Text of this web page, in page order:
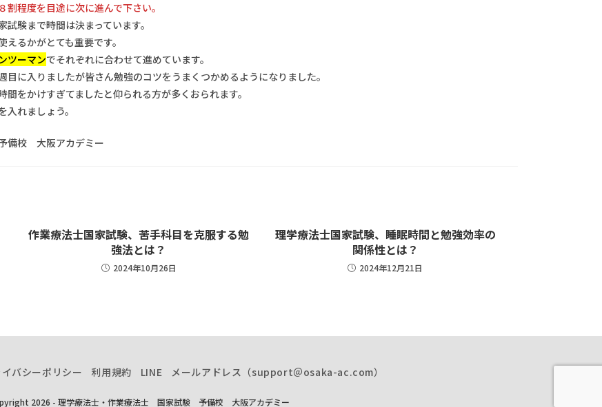
８割程度を目途に次に進んで下さい。
験まで時間は決まっています。
えるかがとても重要です。
ツーマンでそれぞれに合わせて進めています。
目に入りましたが皆さん勉強のコツをうまくつかめるようになりました。
間をかけすぎてましたと仰られる方が多くおられます。
入れましょう。
備校 大阪アカデミー
作業療法士国家試験、苦手科目を克服する勉
強法とは？
2024年10月26日
理学療法士国家試験、睡眠時間と勉強効率の
関係性とは？
2024年12月21日
バシーポリシー 利用規約 LINE メールアドレス（support＠osaka-ac.com）
2026 - 理学療法士・作業療法士 国家試験 予備校 大阪アカデミー